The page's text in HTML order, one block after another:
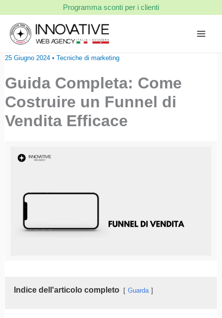
contenuto
Programma sconti per i clienti
25 Giugno 2024 • Tecniche di marketing
Guida Completa: Come
Costruire un Funnel di
Vendita Efficace
Indice dell'articolo completo Guarda